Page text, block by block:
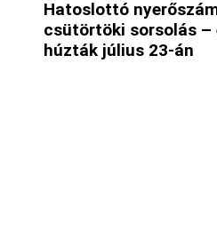
Hatoslottó
csütörtöki sorsolás –
húzták július 23-án